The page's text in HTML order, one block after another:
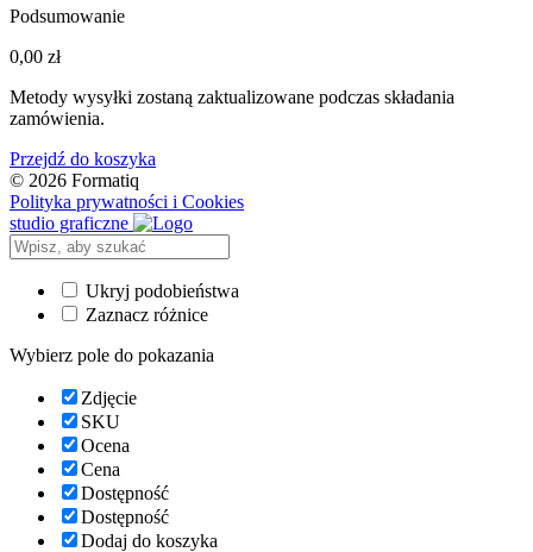
Podsumowanie
0,00 zł
Metody wysyłki zostaną zaktualizowane podczas składania
zamówienia.
Przejdź do koszyka
© 2026 Formatiq
Polityka prywatności i Cookies
studio graficzne
Ukryj podobieństwa
Zaznacz różnice
Wybierz pole do pokazania
Zdjęcie
SKU
Ocena
Cena
Dostępność
Dostępność
Dodaj do koszyka